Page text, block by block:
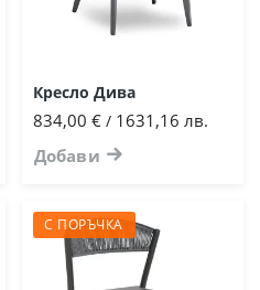
Кресло Дива
834,00 €/ 1631,16 лв.
Добави
С ПОРЪЧКА